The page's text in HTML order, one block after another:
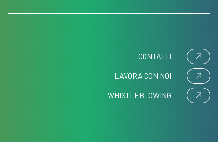
CONTATTI
LAVORA CON NOI
WHISTLEBLOWING